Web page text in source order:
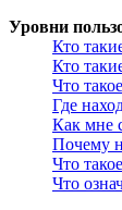
Уровни
Кто
Кто
Что
Где
Как мне
Почему
Что
Что